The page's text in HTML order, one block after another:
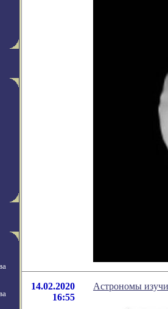
14.02.2020
16:55
Астрономы